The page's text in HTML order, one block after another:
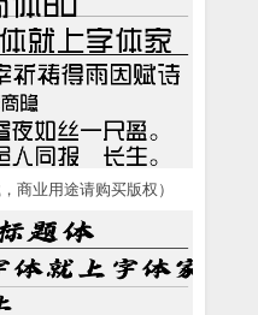
商业用途请购买版权）